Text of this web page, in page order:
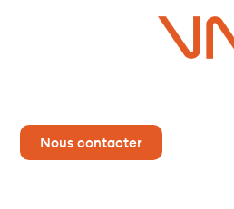
Nous contacter